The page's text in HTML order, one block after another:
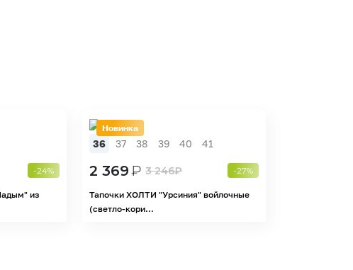
-24%
из
Новинка
36 37 38 39 40 41
2 369₽ 3 246₽ -27%
Тапочки ХОЛТИ "Урсиния" войлочные
(светло-кори...